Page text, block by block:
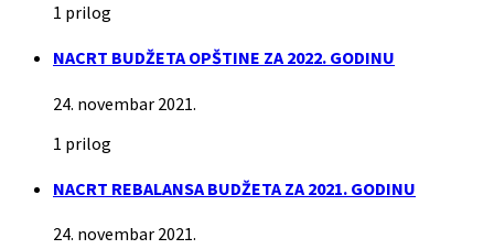
1 prilog
NACRT BUDŽETA OPŠTINE ZA 2022. GODINU
24. novembar 2021.
1 prilog
NACRT REBALANSA BUDŽETA ZA 2021. GODINU
24. novembar 2021.